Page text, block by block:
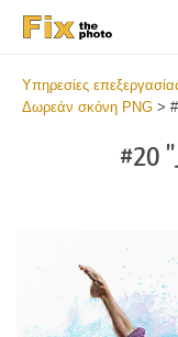
Υπηρεσίες
Δωρεάν σκόνη PNG >
#20